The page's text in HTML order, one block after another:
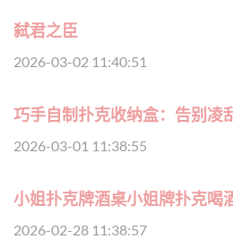
弑君之臣
2026-03-02 11:40:51
巧手自制扑克收纳盒：告别凌
2026-03-01 11:38:55
小姐扑克牌酒桌小姐牌扑克喝
2026-02-28 11:38:57